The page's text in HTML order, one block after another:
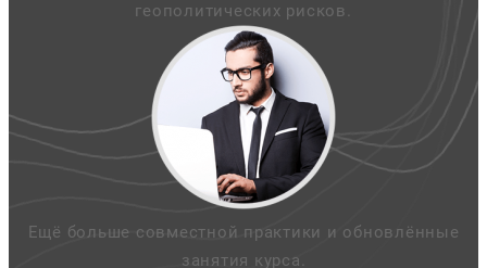
геополитических рисков.
Ещё больше совместной практики и обновлённые
занятия курса.